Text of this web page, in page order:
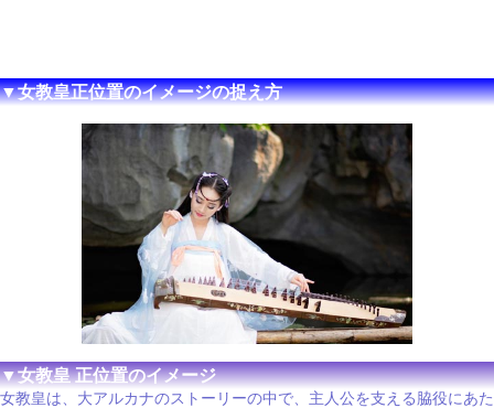
▼女教皇正位置のイメージの捉え方
▼女教皇 正位置のイメージ
女教皇は、大アルカナのストーリーの中で、主人公を支える脇役にあた